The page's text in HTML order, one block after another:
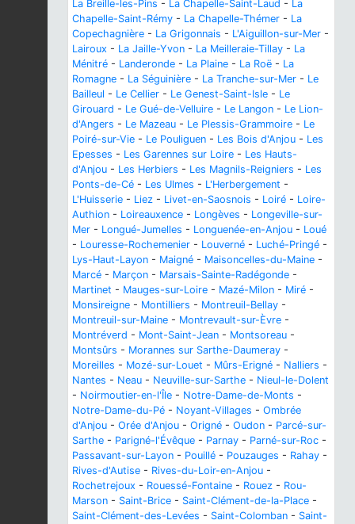
La Breille-les-Pins - La Chapelle-Saint-Laud - La
Chapelle-Saint-Rémy - La Chapelle-Thémer - La
Copechagnière - La Grigonnais - L'Aiguillon-sur-Mer -
Lairoux - La Jaille-Yvon - La Meilleraie-Tillay - La
Ménitré - Landeronde - La Plaine - La Roë - La
Romagne - La Séguinière - La Tranche-sur-Mer - Le
Bailleul - Le Cellier - Le Genest-Saint-Isle - Le
Girouard - Le Gué-de-Velluire - Le Langon - Le Lion-
d'Angers - Le Mazeau - Le Plessis-Grammoire - Le
Poiré-sur-Vie - Le Pouliguen - Les Bois d'Anjou - Les
Epesses - Les Garennes sur Loire - Les Hauts-
d'Anjou - Les Herbiers - Les Magnils-Reigniers - Les
Ponts-de-Cé - Les Ulmes - L'Herbergement -
L'Huisserie - Liez - Livet-en-Saosnois - Loiré - Loire-
Authion - Loireauxence - Longèves - Longeville-sur-
Mer - Longué-Jumelles - Longuenée-en-Anjou - Loué
- Louresse-Rochemenier - Louverné - Luché-Pringé -
Lys-Haut-Layon - Maigné - Maisoncelles-du-Maine -
Marcé - Marçon - Marsais-Sainte-Radégonde -
Martinet - Mauges-sur-Loire - Mazé-Milon - Miré -
Monsireigne - Montilliers - Montreuil-Bellay -
Montreuil-sur-Maine - Montrevault-sur-Èvre -
Montréverd - Mont-Saint-Jean - Montsoreau -
Montsûrs - Morannes sur Sarthe-Daumeray -
Moreilles - Mozé-sur-Louet - Mûrs-Erigné - Nalliers -
Nantes - Neau - Neuville-sur-Sarthe - Nieul-le-Dolent
- Noirmoutier-en-l'Île - Notre-Dame-de-Monts -
Notre-Dame-du-Pé - Noyant-Villages - Ombrée
d'Anjou - Orée d'Anjou - Origné - Oudon - Parcé-sur-
Sarthe - Parigné-l'Évêque - Parnay - Parné-sur-Roc -
Passavant-sur-Layon - Pouillé - Pouzauges - Rahay -
Rives-d'Autise - Rives-du-Loir-en-Anjou -
Rochetrejoux - Rouessé-Fontaine - Rouez - Rou-
Marson - Saint-Brice - Saint-Clément-de-la-Place -
Saint-Clément-des-Levées - Saint-Colomban - Saint-